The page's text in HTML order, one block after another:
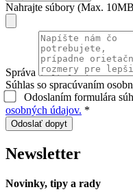
Nahrajte súbory (Max.
Správa
Súhlas so spracúvaním
Odoslaním formulára
osobných údajov. *
Odoslať dopyt
Newsletter
Novinky, tipy a rady